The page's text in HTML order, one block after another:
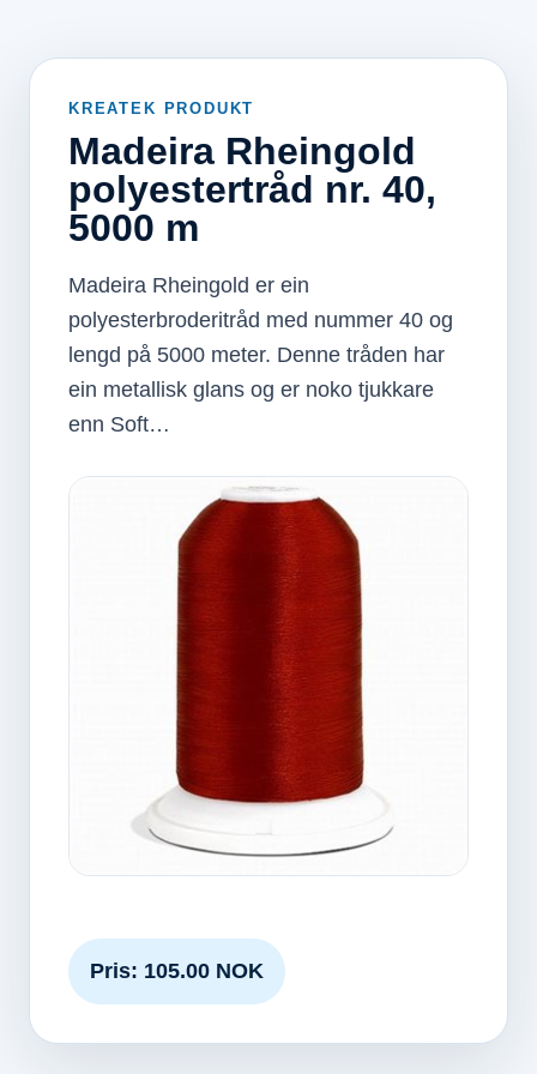
KREATEK PRODUKT
Madeira Rheingold
polyestertråd nr. 40,
5000 m
Madeira Rheingold er ein
polyesterbroderitråd med nummer 40 og
lengd på 5000 meter. Denne tråden har
ein metallisk glans og er noko tjukkare
enn Soft…
Pris: 105.00 NOK